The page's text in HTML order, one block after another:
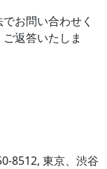
お問い合わせく
返答いたしま
8512, 東京、渋谷